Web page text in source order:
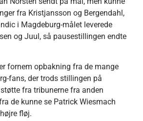
fra Kristjansson og Bergendahl,
i Magdeburg-målet leverede
og Juul, så pausestillingen endte
fornem opbakning fra de mange
fans, der trods stillingen på
fra tribunerne fra anden
de kunne se Patrick Wiesmach
fløj.